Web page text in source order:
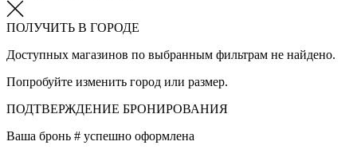
ПОЛУЧИТЬ В ГОРОДЕ
Доступных магазинов по выбранным фильтрам не найдено.
Попробуйте изменить город или размер.
ПОДТВЕРЖДЕНИЕ БРОНИРОВАНИЯ
Ваша бронь # успешно оформлена